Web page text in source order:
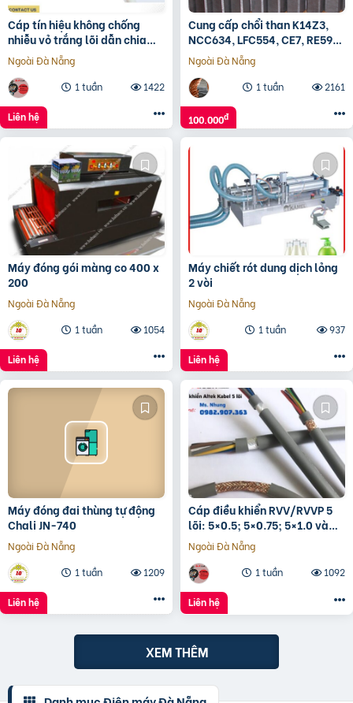
Cáp tín hiệu không chống
nhiễu vỏ trắng lõi dẫn chia
màu
Ngoài Đà Nẵng
1 tuần
1422
Liên hệ
Cung cấp chổi than K14Z3,
NCC634, LFC554, CE7, RE59…
Ngoài Đà Nẵng
1 tuần
2161
100.000đ
Máy đóng gói màng co 400 x
200
Ngoài Đà Nẵng
1 tuần
1054
Liên hệ
Máy chiết rót dung dịch lỏng
2 vòi
Ngoài Đà Nẵng
1 tuần
937
Liên hệ
Máy đóng đai thùng tự động
Chali JN-740
Ngoài Đà Nẵng
1 tuần
1209
Liên hệ
Cáp điều khiển RVV/RVVP 5
lõi: 5×0.5; 5×0.75; 5×1.0 và
5×1.5
Ngoài Đà Nẵng
1 tuần
1092
Liên hệ
XEM THÊM